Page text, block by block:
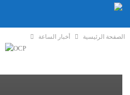
الصفحة الرئيسية أخبار الساعة